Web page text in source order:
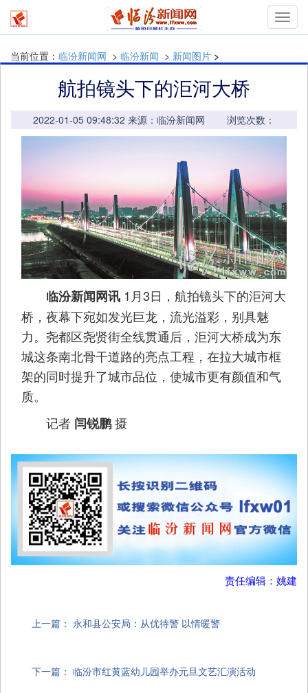
当前位置： 临汾新闻网 > 临汾新闻 > 新闻图片 >
航拍镜头下的洰河大桥
2022-01-05 09:48:32 来源：临汾新闻网 浏览次数：
临汾新闻网讯 1月3日，航拍镜头下的洰河大
桥，夜幕下宛如发光巨龙，流光溢彩，别具魅
力。尧都区尧贤街全线贯通后，洰河大桥成为东
城这条南北骨干道路的亮点工程，在拉大城市框
架的同时提升了城市品位，使城市更有颜值和气
质。
记者 闫锐鹏摄
责任编辑：姚建
上一篇： 永和县公安局：从优待警 以情暖警
下一篇： 临汾市红黄蓝幼儿园举办元旦文艺汇演活动